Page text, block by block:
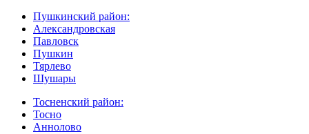
Пушкинский район:
Александровская
Павловск
Пушкин
Тярлево
Шушары
Тосненский район:
Тосно
Аннолово